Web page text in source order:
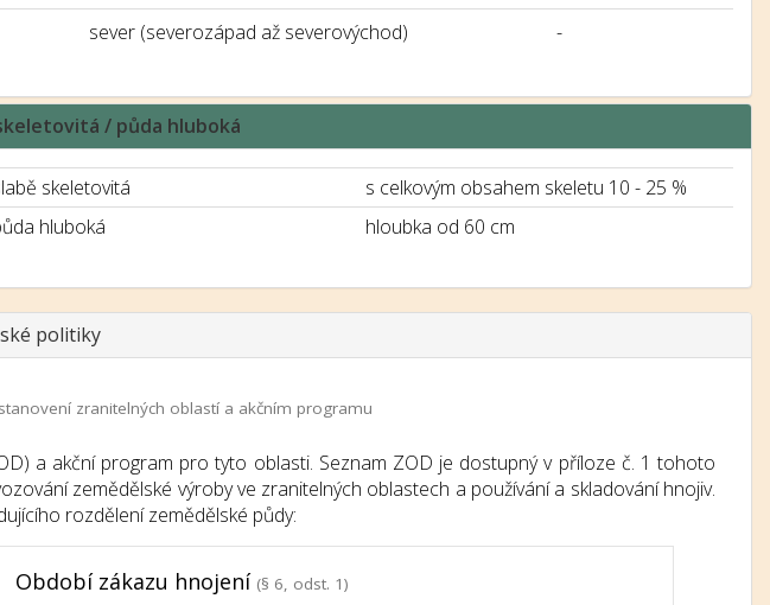
sever (severozápad až severovýchod) -
/ půda hluboká
skeletovitá
s celkovým obsahem skeletu 10 - 25 %
hluboká hloubka od 60 cm
politiky
zranitelných oblastí a akčním programu
a akční program pro tyto oblasti. Seznam ZOD je dostupný v příloze č. 1 tohoto
zemědělské výroby ve zranitelných oblastech a používání a skladování hnojiv.
rozdělení zemědělské půdy:
Období zákazu hnojení (§ 6, odst. 1)